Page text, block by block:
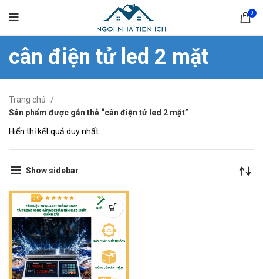
0
cân điện tử led 2 mặt
Trang chủ
Sản phẩm được gắn thẻ “cân điện tử led 2 mặt”
Hiển thị kết quả duy nhất
Show sidebar